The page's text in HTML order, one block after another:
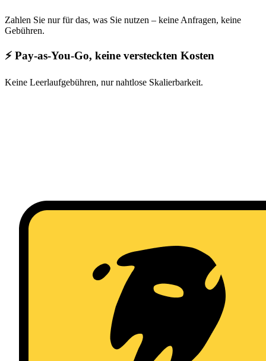
Zahlen Sie nur für das, was Sie nutzen – keine Anfragen, keine
Gebühren.
⚡ Pay-as-You-Go, keine versteckten Kosten
Keine Leerlaufgebühren, nur nahtlose Skalierbarkeit.